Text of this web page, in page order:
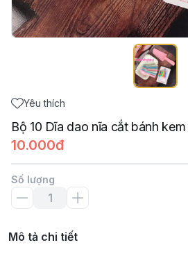
Yêu thích
Bộ 10 Dĩa dao nĩa cắt bánh kem
10.000đ
Số lượng
Mô tả chi tiết